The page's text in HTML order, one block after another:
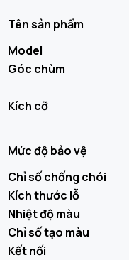
Tên sản phẩm
Model
Góc chùm
Kích cỡ
Mức độ bảo vệ
Chỉ số chống chói
Kích thước lỗ
Nhiệt độ màu
Chỉ số tạo màu
Kết nối